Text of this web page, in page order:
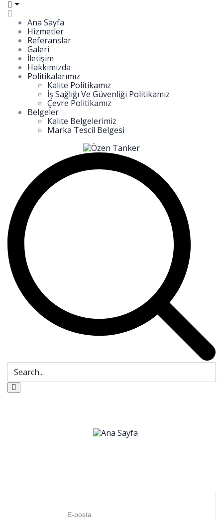
Ana Sayfa
Hizmetler
Referanslar
Galeri
İletişim
Hakkımızda
Politikalarımız
Kalite Politikamız
İş Sağlığı Ve Güvenliği Politikamız
Çevre Politikamız
Belgeler
Kalite Belgelerimiz
Marka Tescil Belgesi
E-posta